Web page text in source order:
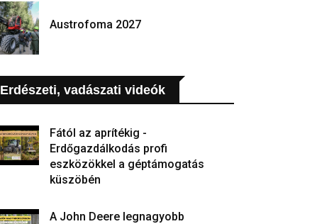
Austrofoma 2027
Erdészeti, vadászati videók
Fától az aprítékig -
Erdőgazdálkodás profi
eszközökkel a géptámogatás
küszöbén
A John Deere legnagyobb